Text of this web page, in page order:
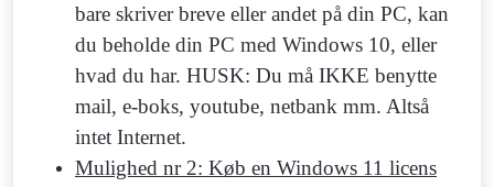
bare skriver breve eller andet på din PC, kan
du beholde din PC med Windows 10, eller
hvad du har. HUSK: Du må IKKE benytte
mail, e-boks, youtube, netbank mm. Altså
intet Internet.
Mulighed nr 2: Køb en Windows 11 licens